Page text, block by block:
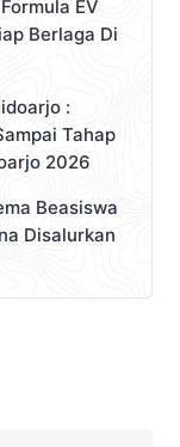
EV
Berlaga Di
:
Tahap
2026
Beasiswa
Disalurkan